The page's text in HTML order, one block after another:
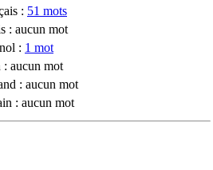
: 51 mots
: aucun mot
: 1 mot
: aucun mot
: aucun mot
: aucun mot